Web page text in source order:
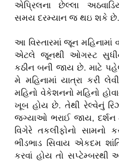
એપ્રિલના છેલ્લા
સમય દરમ્યાન જ થઇ શકે છે.
આ વિસ્તારમાં જૂન
એટલે જૂનથી ઓગસ્ટ
કઠીન બની જાય છે. માટે
મે મહિનામાં યાત્રા કરી
મહિનો વેકેશનનો મહિનો
ખૂબ હોય છે. તેથી રેલ્વેનું
જગ્યાઓ ભરાઈ જાય, દર્શન
વિગેરે તકલીફોનો
ભીડભાડ સિવાય એકદમ
કરવાં હોય તો સપ્ટેમ્બરથી